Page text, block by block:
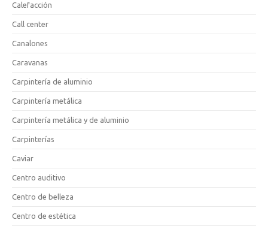
Calefacción
Call center
Canalones
Caravanas
Carpintería de aluminio
Carpintería metálica
Carpintería metálica y de aluminio
Carpinterías
Caviar
Centro auditivo
Centro de belleza
Centro de estética